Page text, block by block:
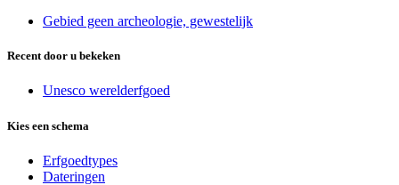
Gebied geen archeologie, gewestelijk
Recent door u bekeken
Unesco werelderfgoed
Kies een schema
Erfgoedtypes
Dateringen